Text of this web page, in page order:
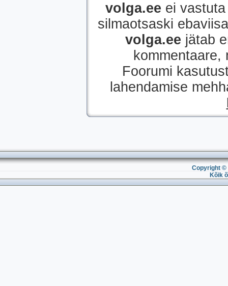
volga.ee ei
silmaotsaski
volga.ee jätab
Foorumi
lahendamise
Copyright ©
Kõik